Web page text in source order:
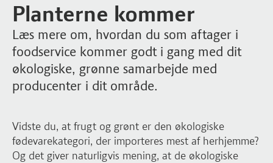
Planterne kommer
Læs mere om, hvordan du som aftager i
foodservice kommer godt i gang med dit
økologiske, grønne samarbejde med
producenter i dit område.
Vidste du, at frugt og grønt er den økologiske
fødevarekategori, der importeres mest af herhjemme?
Og det giver naturligvis mening, at de økologiske